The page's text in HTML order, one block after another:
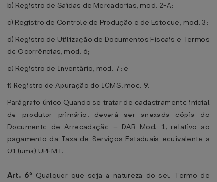
b) Registro de Saídas de Mercadorias, mod. 2-A;
c) Registro de Controle de Produção e de Estoque, mod. 3;
d) Registro de Utilização de Documentos Fiscais e Termos
de Ocorrências, mod. 6;
e) Registro de Inventário, mod. 7; e
f) Registro de Apuração do ICMS, mod. 9.
Parágrafo único Quando se tratar de cadastramento inicial
de produtor primário, deverá ser anexada cópia do
Documento de Arrecadação – DAR Mod. 1, relativo ao
pagamento da Taxa de Serviços Estaduais equivalente a
01 (uma) UPFMT.
Art. 6º Qualquer que seja a natureza do seu Termo de